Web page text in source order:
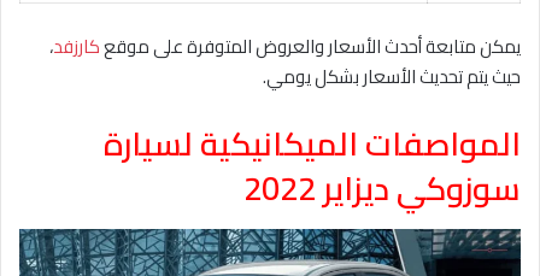
يمكن متابعة أحدث الأسعار والعروض المتوفرة على موقعكارزفد،
حيث يتم تحديث الأسعار بشكل يومي.
المواصفات الميكانيكية لسيارة
سوزوكي ديزاير 2022